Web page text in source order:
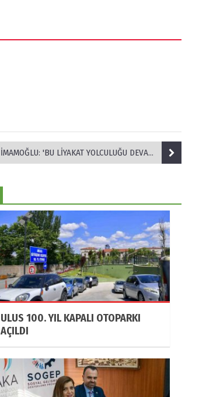
İMAMOĞLU: 'BU LİYAKAT YOLCULUĞU DEVAM EDECEK'
ULUS 100. YIL KAPALI OTOPARKI
AÇILDI